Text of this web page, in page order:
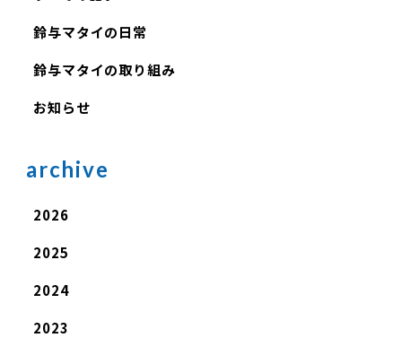
鈴与マタイの日常
鈴与マタイの取り組み
お知らせ
archive
2026
2025
2024
2023